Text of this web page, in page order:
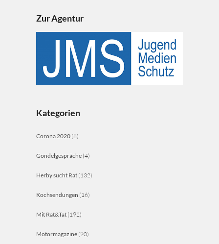
Zur Agentur
Kategorien
Corona 2020 (8)
Gondelgespräche (4)
Herby sucht Rat (132)
Kochsendungen (16)
Mit Rat&Tat (192)
Motormagazine (90)